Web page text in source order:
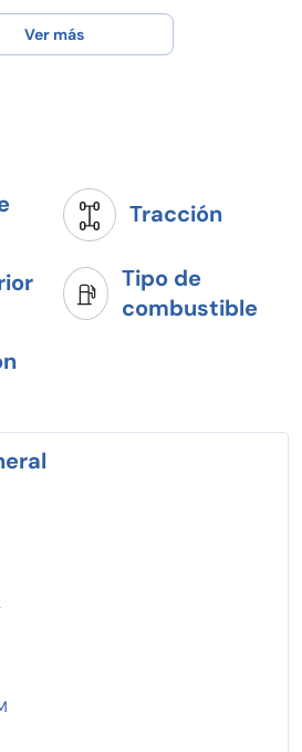
promociones por este medio o en
y recibe promociones
Ver más
Tracción
Tipo de
combustible